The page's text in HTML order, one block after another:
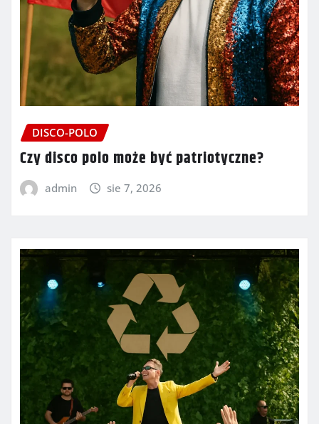
DISCO-POLO
Czy disco polo może być patriotyczne?
admin sie 7, 2026